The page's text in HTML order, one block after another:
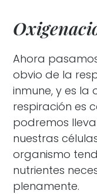
Ahora
obvio de la
inmune, y es la
respiración es
podremos
nuestras
organismo
nutrientes
plenamente.